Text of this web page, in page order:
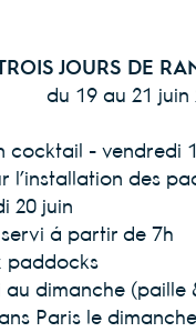
JOURS DE
du 19 au 21 juin
cocktail - vendredi
l’installation des
20 juin
à partir de 7h
paddocks
dimanche (paille
Paris le